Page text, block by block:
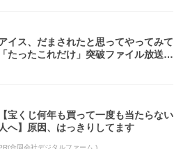
イス、だまされたと思ってやってみて
「たったこれだけ」突破ファイル放送で
【宝くじ何年も買って一度も当たらない
人へ】原因、はっきりしてます